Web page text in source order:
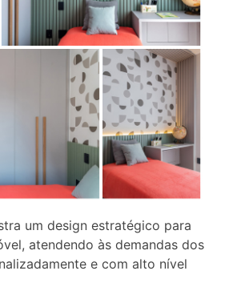
um design estratégico para
atendendo às demandas dos
e com alto nível